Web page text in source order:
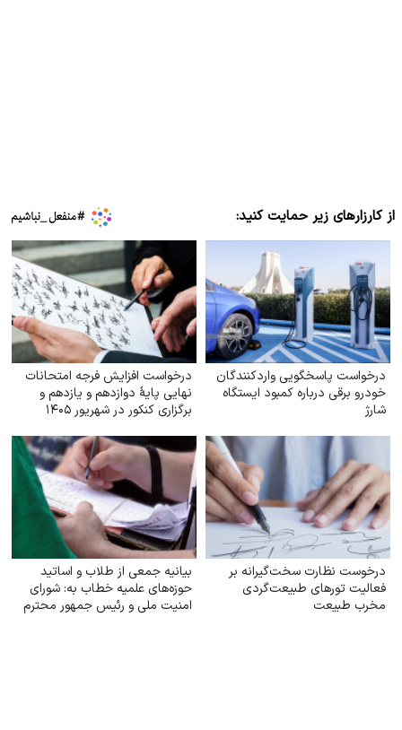
از کارزارهای زیر حمایت کنید:
درخواست پاسخگویی واردکنندگان
خودرو برقی درباره کمبود ایستگاه
شارژ
درخواست افزایش فرجه امتحانات
نهایی پایهٔ دوازدهم و یازدهم و
برگزاری کنکور در شهریور ۱۴۰۵
درخوست نظارت سخت‌گیرانه بر
فعالیت تورهای طبیعت‌گردی
مخرب طبیعت
بیانیه جمعی از طلاب و اساتید
حوزه‌های علمیه خطاب به: شورای
امنیت ملی و رئیس جمهور محترم